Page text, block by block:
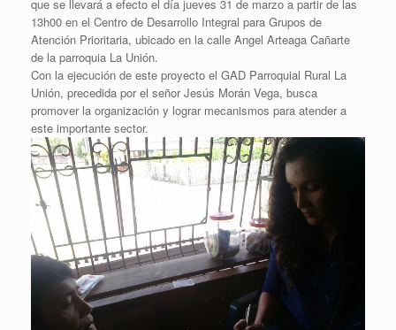
que se llevará a efecto el día jueves 31 de marzo a partir de las
13h00 en el Centro de Desarrollo Integral para Grupos de
Atención Prioritaria, ubicado en la calle Angel Arteaga Cañarte
de la parroquia La Unión.
Con la ejecución de este proyecto el GAD Parroquial Rural La
Unión, precedida por el señor Jesús Morán Vega, busca
promover la organización y lograr mecanismos para atender a
este importante sector.